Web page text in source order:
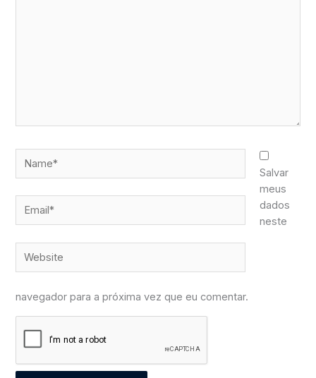
Salvar
meus
dados
neste
navegador para a próxima vez que eu comentar.